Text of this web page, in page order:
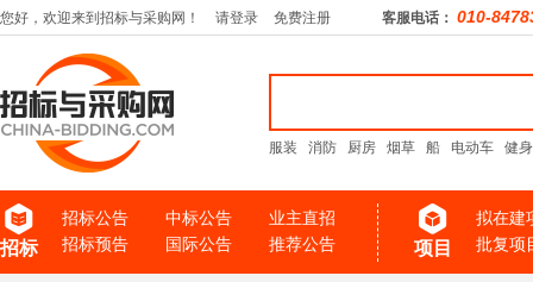
您好，欢迎来到招标与采购网！ 请登录 免费注册 客服电话： 010-
服装 消防 厨房 烟草 船 电动车 健
招标
招标公告 中标公告
业主直招
招标预告
国际公告 推荐公告 项目
拟在建
批复项